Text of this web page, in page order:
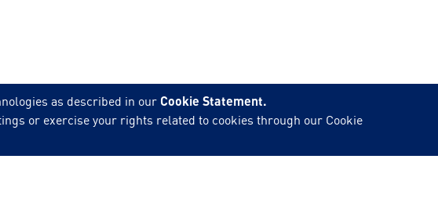
as described in our Cookie Statement.
or exercise your rights related to cookies through our Cookie